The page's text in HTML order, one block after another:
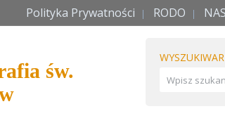
Polityka Prywatności RODO
św.